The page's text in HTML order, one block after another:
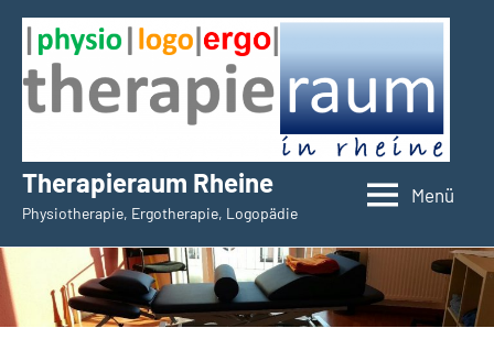
Zum
Inhalt
springen
Therapieraum Rheine
Physiotherapie, Ergotherapie, Logopädie
Menü